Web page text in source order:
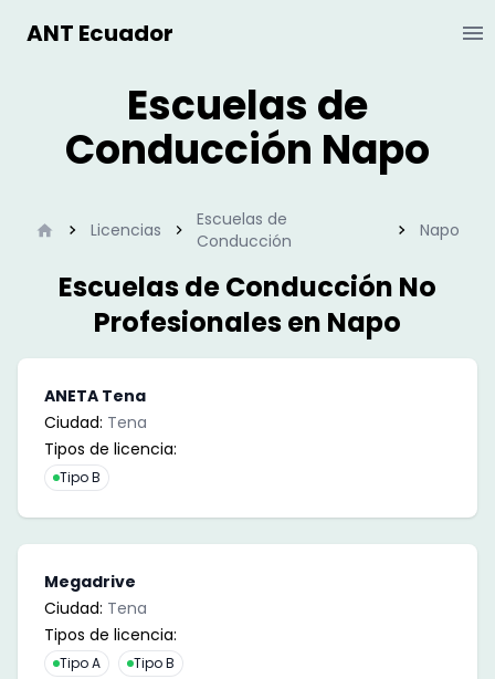
ANT Ecuador
Escuelas de
Conducción Napo
InicioLicencias
Escuelas de
Conducción
Napo
Escuelas de Conducción No
Profesionales en Napo
ANETA Tena
Ciudad: Tena
Tipos de licencia:
Tipo B
Megadrive
Ciudad: Tena
Tipos de licencia:
Tipo A Tipo B